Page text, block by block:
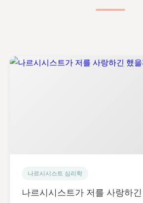
나르시시스트 심리학
나르시시스트가 저를 사랑하